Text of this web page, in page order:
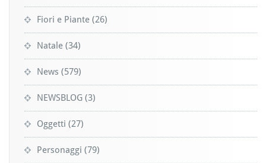
Fiori e Piante (26)
Natale (34)
News (579)
NEWSBLOG (3)
Oggetti (27)
Personaggi (79)